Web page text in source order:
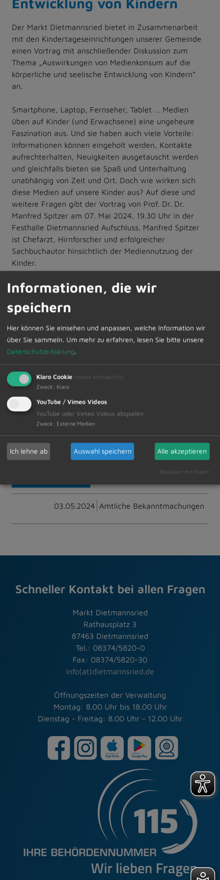
Der Markt Dietmannsried bietet in Zusammenarbeit
mit den Kindertageseinrichtungen unserer Gemeinde
einen Vortrag mit anschließender Diskussion zum
Thema „Auswirkungen von Medienkonsum auf die
körperliche und seelische Entwicklung von Kindern“
an.
Smartphone, Laptop, Fernseher, Tablet … Medien
üben auf Kinder (und Erwachsene) eine ungeheure
Faszination aus. Und sie haben auch viele Vorteile:
Informationen können eingeholt werden, Kontakte
aufrechterhalten, Neuigkeiten ausgetauscht werden
und gleichfalls bieten sie Spaß und Unterhaltung
unabhängig von Zeit und Ort. Doch wie wirken sich
diese Medien auf unsere Kinder aus? Auf diese und
weitere Fragen gibt der Vortrag von Prof. Dr. Dr.
Manfred Spitzer am 07. Mai 2024, 19.30 Uhr in der
Festhalle Dietmannsried Aufschluss. Manfred Spitzer
ist Chefarzt, Hirnforscher und erfolgreicher
Sachbuchautor hinsichtlich der Mediennutzung der
Kinder.
Der Eintritt zur Veranstaltung beträgt 11,00 €. Die
www.ticket-regional.de (dort den Ort eingeben) oder
werden.
Nutzen Sie die wohnortnahe Möglichkeit und
informieren Sie sich.
03.05.2024 Amtliche Bekanntmachungen
Schneller Kontakt bei allen Fragen
Markt Dietmannsried
Rathausplatz 3
87463 Dietmannsried
Tel.: 08374/5820-0
Fax: 08374/5820-30
info(at)dietmannsried.de
Öffnungszeiten der Verwaltung
Montag: 8.00 Uhr bis 18.00 Uhr
Dienstag - Freitag: 8.00 Uhr - 12.00 Uhr
Informationen, die wir
speichern
Hier können Sie einsehen und anpassen, welche Information wir
über Sie sammeln. Um mehr zu erfahren, lesen Sie bitte unsere
Datenschutzerklärung.
Klaro Cookie (immer erforderlich)
Zweck : Klaro
YouTube / Vimeo Videos
YouTube oder Vimeo Videos abspielen
Zweck : Externe Medien
Ich lehne ab Auswahl speichern Alle akzeptieren
Realisiert mit Klaro!